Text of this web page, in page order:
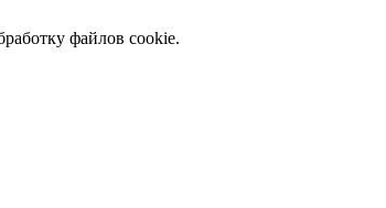
файлов cookie.